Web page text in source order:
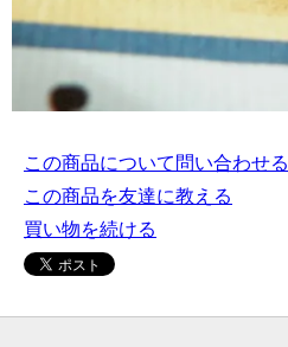
この商品について問い合わせる
この商品を友達に教える
買い物を続ける